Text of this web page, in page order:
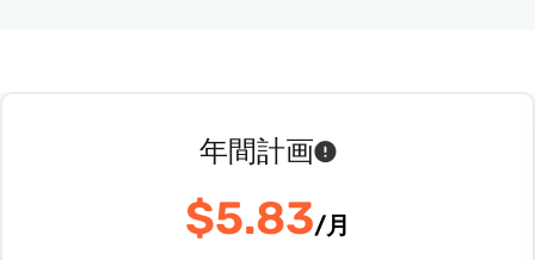
年間計画
$5.83/月